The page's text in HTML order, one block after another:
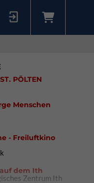
PÖLTEN
Menschen
- Freiluftkino
dem Ith
Zentrum Ith